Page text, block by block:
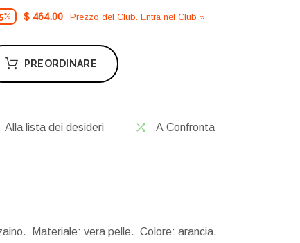
$ 464.00 Prezzo del Сlub. Entra nel Сlub »
PREORDINARE
Alla lista dei desideri A Confronta
Materiale: vera pelle. Colore: arancia.